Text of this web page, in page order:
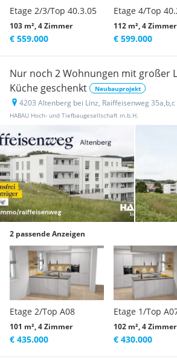
Etage 2/3/Top 40.3.05
103 m², 4 Zimmer
€ 559.000
Etage 4/Top
112 m², 4 Zimmer
€ 599.000
Nur noch 2 Wohnungen mit großer
Küche geschenkt
Neubauprojekt
4203 Altenberg bei Linz, Raiffeisenweg 35a,b,c
HABAU Hoch- und Tiefbaugesellschaft m.b.H.
2 passende Anzeigen
Etage 2/Top A08
101 m², 4 Zimmer
€ 435.000
Etage 1/Top
102 m², 4 Zimmer
€ 430.000